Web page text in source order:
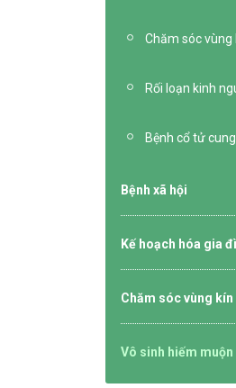
Chăm sóc vùng
Rối loạn kinh
Bệnh cổ tử cung
Bệnh xã hội
Kế hoạch hóa gia
Chăm sóc vùng kín
Vô sinh hiếm muộn